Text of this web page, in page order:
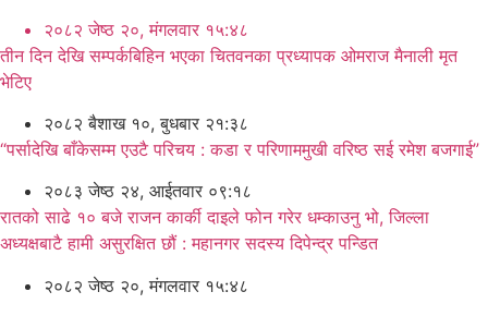
२०८२ जेष्ठ २०, मंगलवार १५:४८
तीन दिन देखि सम्पर्कबिहिन भएका चितवनका प्रध्यापक ओमराज मैनाली मृत
भेटिए
२०८२ बैशाख १०, बुधबार २१:३८
“पर्सादेखि बाँकेसम्म एउटै परिचय : कडा र परिणाममुखी वरिष्ठ सई रमेश बजगाई”
२०८३ जेष्ठ २४, आईतवार ०९:१८
रातको साढे १० बजे राजन कार्की दाइले फोन गरेर धम्काउनु भो, जिल्ला
अध्यक्षबाटै हामी असुरक्षित छौं : महानगर सदस्य दिपेन्द्र पन्डित
२०८२ जेष्ठ २०, मंगलवार १५:४८